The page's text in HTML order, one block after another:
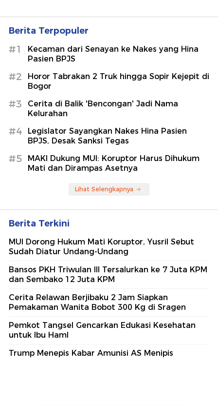
Berita Terpopuler
#1
Kecaman dari Senayan ke Nakes yang Hina
Pasien BPJS
#2
Horor Tabrakan 2 Truk hingga Sopir Kejepit di
Bogor
#3
Cerita di Balik 'Bencongan' Jadi Nama
Kelurahan
#4
Legislator Sayangkan Nakes Hina Pasien
BPJS, Desak Sanksi Tegas
#5
MAKI Dukung MUI: Koruptor Harus Dihukum
Mati dan Dirampas Asetnya
Lihat Selengkapnya
Berita Terkini
MUI Dorong Hukum Mati Koruptor, Yusril Sebut
Sudah Diatur Undang-Undang
Bansos PKH Triwulan III Tersalurkan ke 7 Juta KPM
dan Sembako 12 Juta KPM
Cerita Relawan Berjibaku 2 Jam Siapkan
Pemakaman Wanita Bobot 300 Kg di Sragen
Pemkot Tangsel Gencarkan Edukasi Kesehatan
untuk Ibu Haml
Trump Menepis Kabar Amunisi AS Menipis